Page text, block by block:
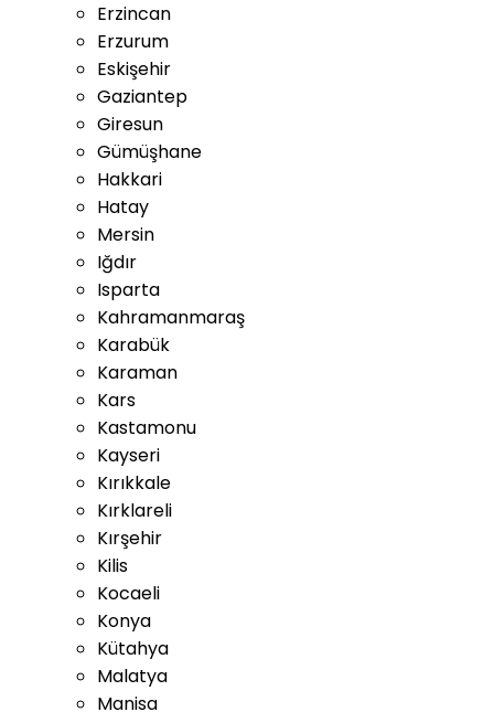
Erzincan
Erzurum
Eskişehir
Gaziantep
Giresun
Gümüşhane
Hakkari
Hatay
Mersin
Iğdır
Isparta
Kahramanmaraş
Karabük
Karaman
Kars
Kastamonu
Kayseri
Kırıkkale
Kırklareli
Kırşehir
Kilis
Kocaeli
Konya
Kütahya
Malatya
Manisa